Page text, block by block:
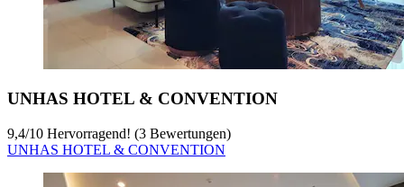
UNHAS HOTEL & CONVENTION
9,4/10 Hervorragend! (3 Bewertungen)
UNHAS HOTEL & CONVENTION